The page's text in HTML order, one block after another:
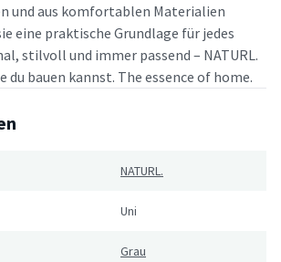
und aus komfortablen Materialien
eine praktische Grundlage für jedes
stilvoll und immer passend – NATURL.
du bauen kannst. The essence of home.
NATURL.
Uni
Grau